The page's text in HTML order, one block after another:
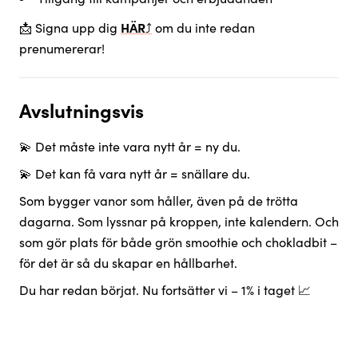
📩 Signa upp dig HÄR⤴︎ om du inte redan
prenumererar!
Avslutningsvis
💫 Det måste inte vara nytt år = ny du.
💫 Det kan få vara nytt år = snällare du.
Som bygger vanor som håller, även på de trötta
dagarna. Som lyssnar på kroppen, inte kalendern. Och
som gör plats för både grön smoothie och chokladbit –
för det är så du skapar en hållbarhet.
Du har redan börjat. Nu fortsätter vi – 1% i taget 📈